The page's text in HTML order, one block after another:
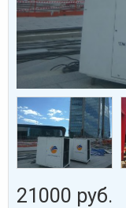
21000 руб.